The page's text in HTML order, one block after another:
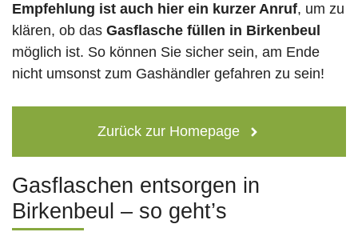
Empfehlung ist auch hier ein kurzer Anruf, um zu
klären, ob das Gasflasche füllen in Birkenbeul
möglich ist. So können Sie sicher sein, am Ende
nicht umsonst zum Gashändler gefahren zu sein!
Zurück zur Homepage
Gasflaschen entsorgen in
Birkenbeul – so geht’s